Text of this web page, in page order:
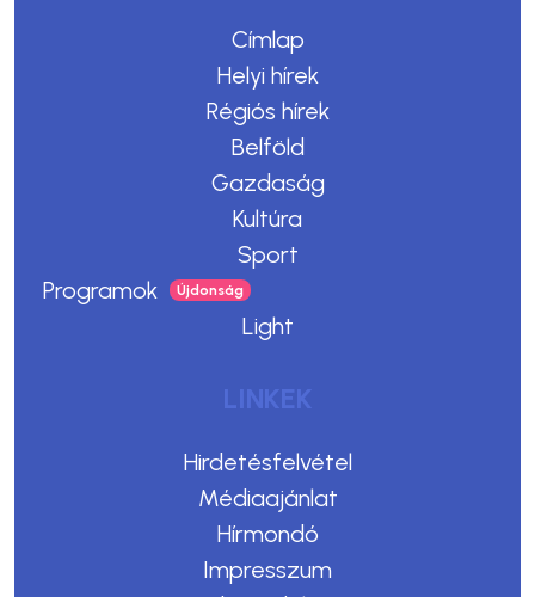
Címlap
Helyi hírek
Régiós hírek
Belföld
Gazdaság
Kultúra
Sport
Programok
Light
LINKEK
Hirdetésfelvétel
Médiaajánlat
Hírmondó
Impresszum